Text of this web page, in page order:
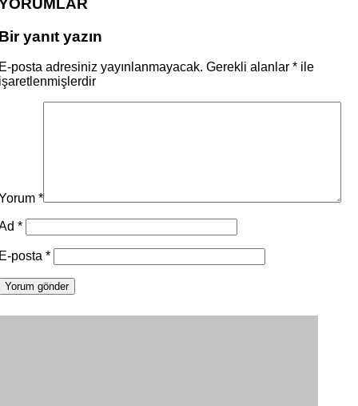
yanıt yazın
posta adresiniz yayınlanmayacak. Gerekli alanlar * ile
*
*
posta *